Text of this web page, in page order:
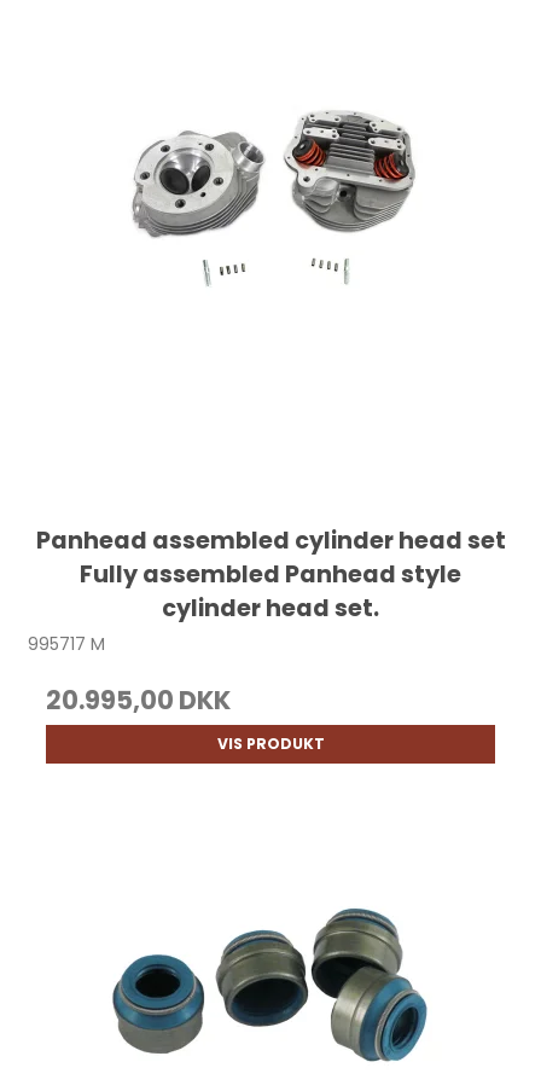
Panhead assembled cylinder head set
Fully assembled Panhead style
cylinder head set.
995717 M
20.995,00 DKK
VIS PRODUKT